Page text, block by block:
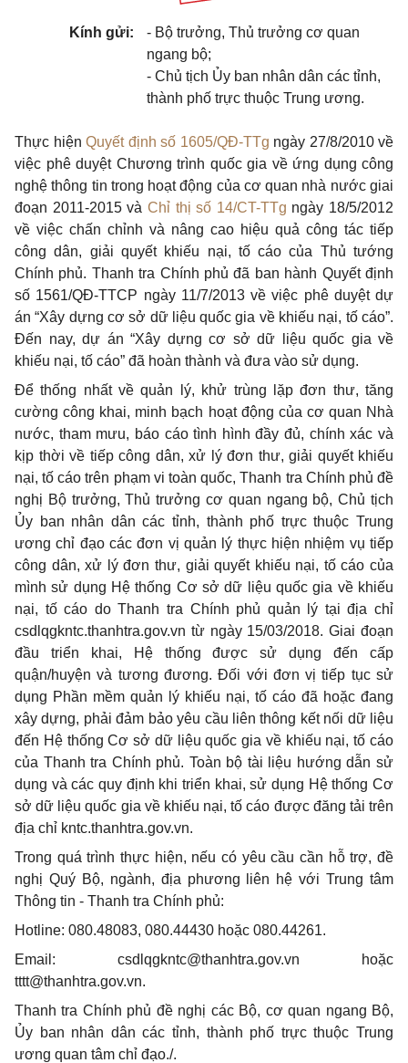
Kính gửi: - Bộ trưởng, Thủ trưởng cơ quan
ngang bộ;
- Chủ tịch Ủy ban nhân dân các tỉnh,
thành phố trực thuộc Trung ương.
Thực hiện Quyết định số 1605/QĐ-TTg ngày 27/8/2010 về
việc phê duyệt Chương trình quốc gia về ứng dụng công
nghệ thông tin trong hoạt động của cơ quan nhà nước giai
đoạn 2011-2015 và Chỉ thị số 14/CT-TTg ngày 18/5/2012
về việc chấn chỉnh và nâng cao hiệu quả công tác tiếp
công dân, giải quyết khiếu nại, tố cáo của Thủ tướng
Chính phủ. Thanh tra Chính phủ đã ban hành Quyết định
số 1561/QĐ-TTCP ngày 11/7/2013 về việc phê duyệt dự
án “Xây dựng cơ sở dữ liệu quốc gia về khiếu nại, tố cáo”.
Đến nay, dự án “Xây dựng cơ sở dữ liệu quốc gia về
khiếu nại, tố cáo” đã hoàn thành và đưa vào sử dụng.
Để thống nhất về quản lý, khử trùng lặp đơn thư, tăng
cường công khai, minh bạch hoạt động của cơ quan Nhà
nước, tham mưu, báo cáo tình hình đầy đủ, chính xác và
kịp thời về tiếp công dân, xử lý đơn thư, giải quyết khiếu
nại, tố cáo trên phạm vi toàn quốc, Thanh tra Chính phủ đề
nghị Bộ trưởng, Thủ trưởng cơ quan ngang bộ, Chủ tịch
Ủy ban nhân dân các tỉnh, thành phố trực thuộc Trung
ương chỉ đạo các đơn vị quản lý thực hiện nhiệm vụ tiếp
công dân, xử lý đơn thư, giải quyết khiếu nại, tố cáo của
mình sử dụng Hệ thống Cơ sở dữ liệu quốc gia về khiếu
nại, tố cáo do Thanh tra Chính phủ quản lý tại địa chỉ
csdlqgkntc.thanhtra.gov.vn từ ngày 15/03/2018. Giai đoạn
đầu triển khai, Hệ thống được sử dụng đến cấp
quận/huyện và tương đương. Đối với đơn vị tiếp tục sử
dụng Phần mềm quản lý khiếu nại, tố cáo đã hoặc đang
xây dựng, phải đảm bảo yêu cầu liên thông kết nối dữ liệu
đến Hệ thống Cơ sở dữ liệu quốc gia về khiếu nại, tố cáo
của Thanh tra Chính phủ. Toàn bộ tài liệu hướng dẫn sử
dụng và các quy định khi triển khai, sử dụng Hệ thống Cơ
sở dữ liệu quốc gia về khiếu nại, tố cáo được đăng tải trên
địa chỉ kntc.thanhtra.gov.vn.
Trong quá trình thực hiện, nếu có yêu cầu cần hỗ trợ, đề
nghị Quý Bộ, ngành, địa phương liên hệ với Trung tâm
Thông tin - Thanh tra Chính phủ:
Hotline: 080.48083, 080.44430 hoặc 080.44261.
Email: csdlqgkntc@thanhtra.gov.vn hoặc
tttt@thanhtra.gov.vn.
Thanh tra Chính phủ đề nghị các Bộ, cơ quan ngang Bộ,
Ủy ban nhân dân các tỉnh, thành phố trực thuộc Trung
ương quan tâm chỉ đạo./.